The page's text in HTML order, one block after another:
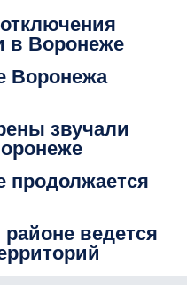
в Воронеже
Воронежа
звучали
продолжается
ведется